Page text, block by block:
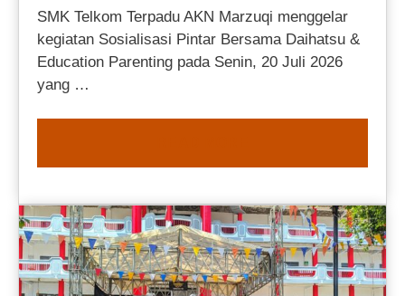
SMK Telkom Terpadu AKN Marzuqi menggelar
kegiatan Sosialisasi Pintar Bersama Daihatsu &
Education Parenting pada Senin, 20 Juli 2026
yang …